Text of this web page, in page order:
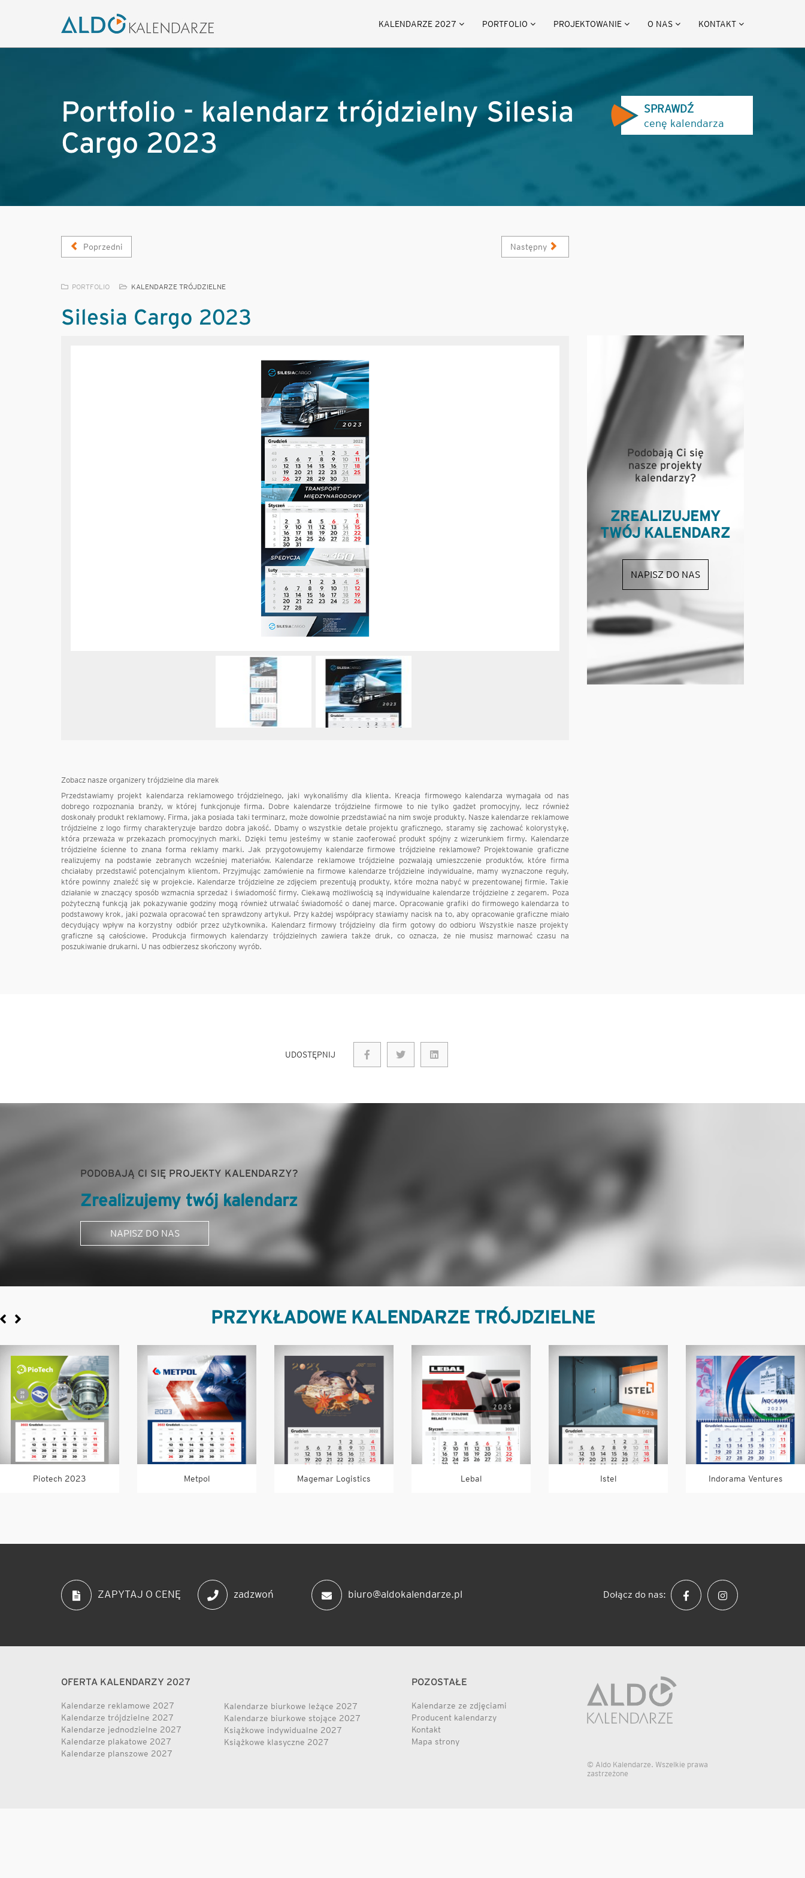
KALENDARZE 2027 PORTFOLIO PROJEKTOWANIE O NAS KONTAKT
Portfolio - kalendarz trójdzielny Silesia
Cargo 2023
SPRAWDŹ
cenę kalendarza
Poprzedni Następny
PORTFOLIO KALENDARZE TRÓJDZIELNE
Silesia Cargo 2023
Zobacz nasze organizery trójdzielne dla marek
Przedstawiamy projekt kalendarza reklamowego trójdzielnego, jaki wykonaliśmy dla klienta. Kreacja firmowego kalendarza wymagała od nas
dobrego rozpoznania branży, w której funkcjonuje firma. Dobre kalendarze trójdzielne firmowe to nie tylko gadżet promocyjny, lecz również
doskonały produkt reklamowy. Firma, jaka posiada taki terminarz, może dowolnie przedstawiać na nim swoje produkty. Nasze kalendarze reklamowe
trójdzielne z logo firmy charakteryzuje bardzo dobra jakość. Dbamy o wszystkie detale projektu graficznego, staramy się zachować kolorystykę,
która przeważa w przekazach promocyjnych marki. Dzięki temu jesteśmy w stanie zaoferować produkt spójny z wizerunkiem firmy. Kalendarze
trójdzielne ścienne to znana forma reklamy marki. Jak przygotowujemy kalendarze firmowe trójdzielne reklamowe? Projektowanie graficzne
realizujemy na podstawie zebranych wcześniej materiałów. Kalendarze reklamowe trójdzielne pozwalają umieszczenie produktów, które firma
chciałaby przedstawić potencjalnym klientom. Przyjmując zamówienie na firmowe kalendarze trójdzielne indywidualne, mamy wyznaczone reguły,
które powinny znaleźć się w projekcie. Kalendarze trójdzielne ze zdjęciem prezentują produkty, które można nabyć w prezentowanej firmie. Takie
działanie w znaczący sposób wzmacnia sprzedaż i świadomość firmy. Ciekawą możliwością są indywidualne kalendarze trójdzielne z zegarem. Poza
pożyteczną funkcją jak pokazywanie godziny mogą również utrwalać świadomość o danej marce. Opracowanie grafiki do firmowego kalendarza to
podstawowy krok, jaki pozwala opracować ten sprawdzony artykuł. Przy każdej współpracy stawiamy nacisk na to, aby opracowanie graficzne miało
decydujący wpływ na korzystny odbiór przez użytkownika. Kalendarz firmowy trójdzielny dla firm gotowy do odbioru Wszystkie nasze projekty
graficzne są całościowe. Produkcja firmowych kalendarzy trójdzielnych zawiera także druk, co oznacza, że nie musisz marnować czasu na
poszukiwanie drukarni. U nas odbierzesz skończony wyrób.
Podobają Ci się
nasze projekty
kalendarzy?
ZREALIZUJEMY
TWÓJ KALENDARZ
NAPISZ DO NAS
UDOSTĘPNIJ
PODOBAJĄ CI SIĘ PROJEKTY KALENDARZY?
Zrealizujemy twój kalendarz
NAPISZ DO NAS
PRZYKŁADOWE KALENDARZE TRÓJDZIELNE
Piotech 2023 Metpol Magemar Logistics Lebal Istel Indorama Ventures
ZAPYTAJ O CENĘ zadzwoń biuro@aldokalendarze.pl Dołącz do nas:
OFERTA KALENDARZY 2027
Kalendarze reklamowe 2027
Kalendarze trójdzielne 2027
Kalendarze jednodzielne 2027
Kalendarze plakatowe 2027
Kalendarze planszowe 2027
Kalendarze biurkowe leżące 2027
Kalendarze biurkowe stojące 2027
Książkowe indywidualne 2027
Książkowe klasyczne 2027
POZOSTAŁE
Kalendarze ze zdjęciami
Producent kalendarzy
Kontakt
Mapa strony
© Aldo Kalendarze. Wszelkie prawa
zastrzeżone